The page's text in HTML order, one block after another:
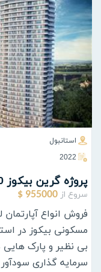
استانبول
2022
پروژه گرين بيكوز ALH - 3110
سروع از 955000 $
فروش انواع
مسکونی بیکوز در
بی نظیر و پارک هایی
سرمایه گذاری